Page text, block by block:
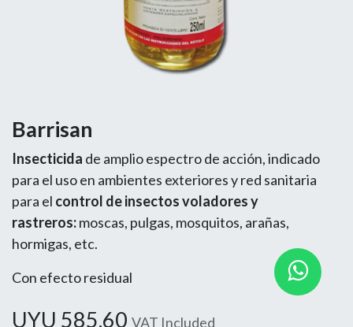
Barrisan
Insecticida de amplio espectro de acción, indicado
para el uso en ambientes exteriores y red sanitaria
para el control de insectos voladores y
rastreros:moscas, pulgas, mosquitos, arañas,
hormigas, etc.
Con efecto residual
UYU 585.60 VAT Included